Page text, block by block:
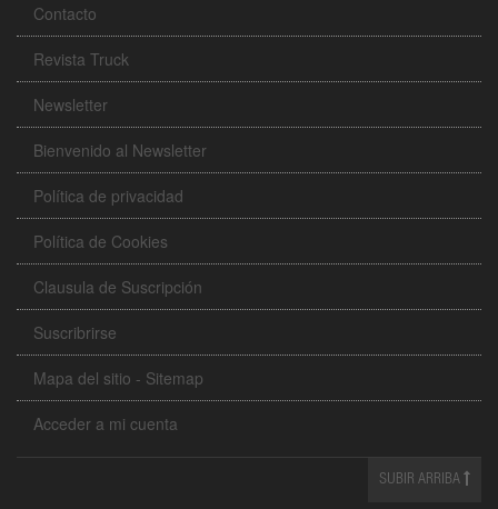
Contacto
Revista Truck
Newsletter
Bienvenido al Newsletter
Política de privacidad
Política de Cookies
Clausula de Suscripción
Suscribrirse
Mapa del sitio - Sitemap
Acceder a mi cuenta
SUBIR ARRIBA